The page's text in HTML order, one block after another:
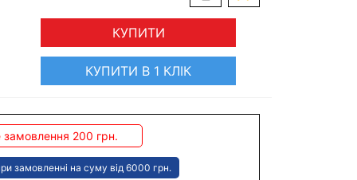
КУПИТИ
КУПИТИ В 1 КЛІК
замовлення 200 грн.
замовленні на суму від 6000 грн.